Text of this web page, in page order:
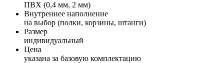
ПВХ (0,4 мм, 2 мм)
Внутреннее наполнение
на выбор (полки, корзины, штанги)
Размер
индивидуальный
Цена
указана за базовую комплектацию